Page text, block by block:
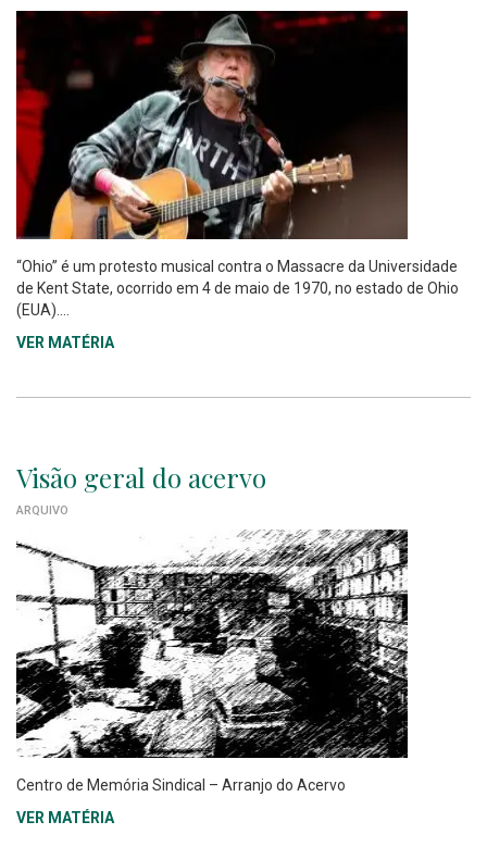
“Ohio” é um protesto musical contra o Massacre da Universidade
de Kent State, ocorrido em 4 de maio de 1970, no estado de Ohio
(EUA)....
VER MATÉRIA
Visão geral do acervo
ARQUIVO
Centro de Memória Sindical – Arranjo do Acervo
VER MATÉRIA